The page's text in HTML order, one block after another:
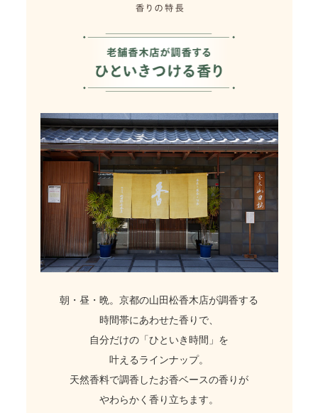
朝・昼・晩。京都の山田松香木店が調香する
時間帯にあわせた香りで、
自分だけの「ひといき時間」を
叶えるラインナップ。
天然香料で調香したお香ベースの香りが
やわらかく香り立ちます。